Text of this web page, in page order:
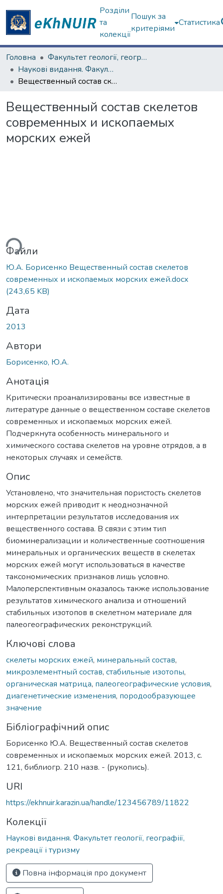
Розділи
та
колекції
Пошук за
критеріями
Статистика
Головна
Факультет геології, географіії, рекреації і туризму
Наукові видання. Факультет геології, географіії, рекреації і туризму
Вещественный состав скелетов современных и ископаемых морских ежей
Вещественный состав скелетов
современных и ископаемых
морских ежей
Файли
Ю.А. Борисенко Вещественный состав скелетов
современных и ископаемых морских ежей.docx
(243,65 KB)
Дата
2013
Автори
Борисенко, Ю.А.
Анотація
Критически проанализированы все известные в
литературе данные о вещественном составе скелетов
современных и ископаемых морских ежей.
Подчеркнута особенность минерального и
химического состава скелетов на уровне отрядов, а в
некоторых случаях и семейств.
Опис
Установлено, что значительная пористость скелетов
морских ежей приводит к неоднозначной
интерпретации результатов исследования их
вещественного состава. В связи с этим тип
биоминерализации и количественные соотношения
минеральных и органических веществ в скелетах
морских ежей могут использоваться в качестве
таксономических признаков лишь условно.
Малоперспективным оказалось также использование
результатов химического анализа и отношений
стабильных изотопов в скелетном материале для
палеогеографических реконструкций.
Ключові слова
скелеты морских ежей, минеральный состав,
микроэлементный состав, стабильные изотопы,
органическая матрица, палеогеографические условия,
диагенетические изменения, породообразующее
значение
Бібліографічний опис
Борисенко Ю.А. Вещественный состав скелетов
современных и ископаемых морских ежей. 2013, с.
121, библиогр. 210 назв. - (рукопись).
URI
https://ekhnuir.karazin.ua/handle/123456789/11822
Колекції
Наукові видання. Факультет геології, географіії,
рекреації і туризму
Повна інформація про документ